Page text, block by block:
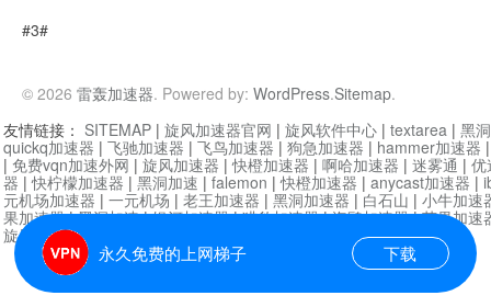
#3#
© 2026 雷轰加速器. Powered by: WordPress.Sitemap.
永久免费的上网梯子 下载
友情链接： SITEMAP | 旋风加速器官网 | 旋风软件中心 | textarea | 黑
quickq加速器 | 飞驰加速器 | 飞鸟加速器 | 狗急加速器 | hammer加速器
| 免费vqn加速外网 | 旋风加速器 |快橙加速器 | 啊哈加速器 | 迷雾通 | 优
器 |快柠檬加速器 | 黑洞加速 | falemon |快橙加速器 | anycast加速器 |
元机场加速器 | 一元机场 | 老王加速器 | 黑洞加速器 | 白石山 | 小牛加速
果加速器|黑洞加速|银河加速器|猎豹加速器|海鸥加速器|芒果加速
旋风加速器度器